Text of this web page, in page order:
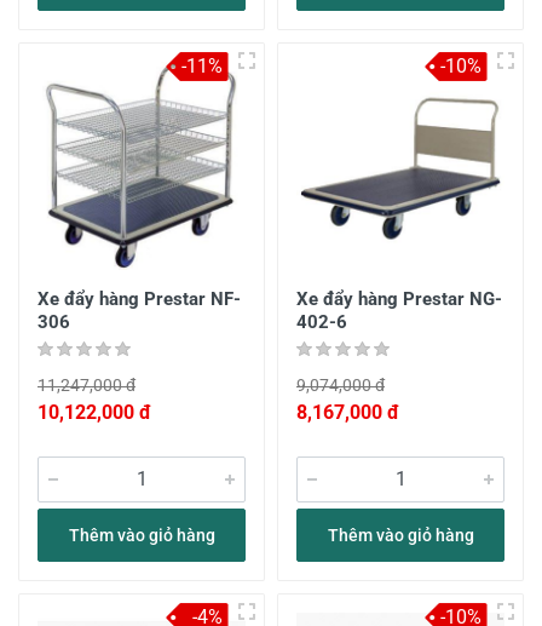
Xe đẩy hàng Prestar NF-
306
11,247,000 đ
10,122,000 đ
Thêm vào giỏ hàng
-11%
Xe đẩy hàng Prestar NG-
402-6
9,074,000 đ
8,167,000 đ
Thêm vào giỏ hàng
-10%
-4% -10%